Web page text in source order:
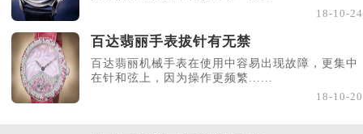
18-10-24
百达翡丽手表拔针有无禁
百达翡丽机械手表在使用中容易出现故障，更集中
在针和弦上，因为操作更频繁......
18-10-20